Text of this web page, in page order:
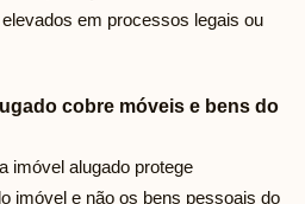
em processos legais ou
cobre móveis e bens do
imóvel alugado protege
imóvel e não os bens pessoais do